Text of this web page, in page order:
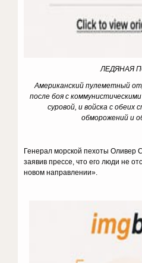
ЛЕДЯНАЯ
Американский пулеметный
после боя с
суровой, и войска с
обморожений и
Генерал морской пехоты Оливер
заявив прессе, что его люди не
новом направлении».